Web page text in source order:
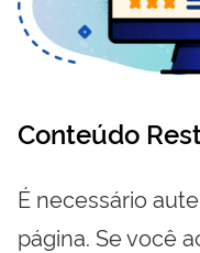
Conteúdo
É necessário
página. Se você